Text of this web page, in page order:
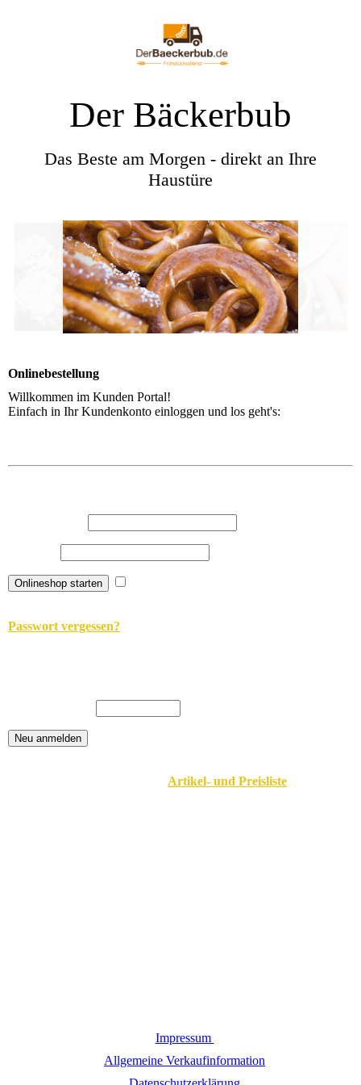
Der Bäckerbub
Das Beste am Morgen - direkt an Ihre
Haustüre
Onlinebestellung
Willkommen im Kunden Portal!
Einfach in Ihr Kundenkonto einloggen und los geht's:
Impressum
Allgemeine Verkaufinformation